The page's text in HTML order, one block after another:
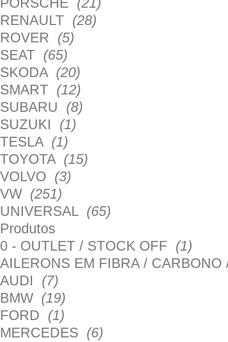
PORSCHE (21)
RENAULT (28)
ROVER (5)
SEAT (65)
SKODA (20)
SMART (12)
SUBARU (8)
SUZUKI (1)
TESLA (1)
TOYOTA (15)
VOLVO (3)
VW (251)
UNIVERSAL (65)
Produtos
0 - OUTLET / STOCK OFF (1)
AILERONS EM FIBRA /
AUDI (7)
BMW (19)
FORD (1)
MERCEDES (6)